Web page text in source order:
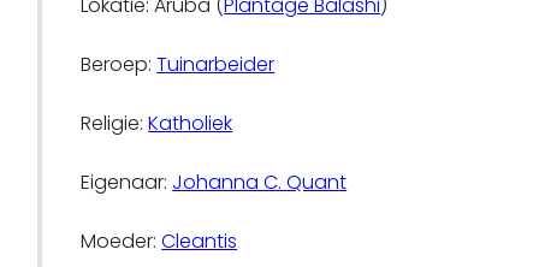
Beroep:Tuinarbeider
Religie:Katholiek
Eigenaar: Johanna C. Quant
Moeder:Cleantis